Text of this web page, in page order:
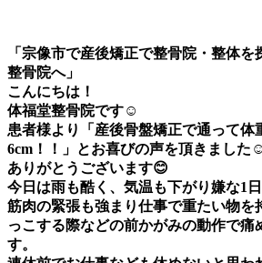
「宗像市で産後矯正で整骨院・整体
整骨院へ」
こんにちは！
体福堂整骨院です☺️
患者様より「産後骨盤矯正で通って体
6cm！！」とお喜びの声を頂きました☺️
ありがとうございます😊
今日は雨も酷く、気温も下がり嫌な1
筋肉の緊張も強まり仕事で重たい物を
っこする際などの前かがみの動作で痛
す。